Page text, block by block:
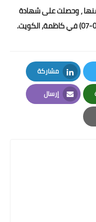
، وحصلت على شهادة
مشاركة
LinkedIn
إرسال
Email